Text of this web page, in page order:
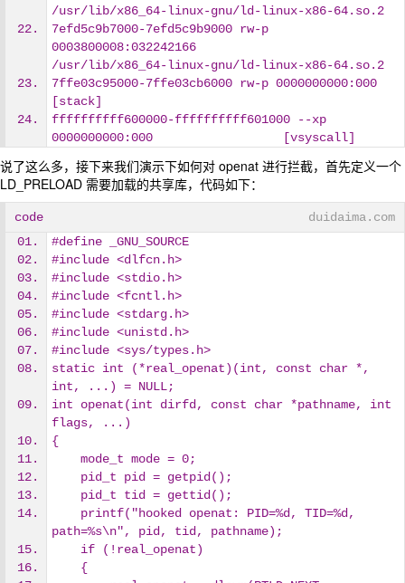
/usr/lib/x86_64-linux-gnu/ld-linux-x86-64.so.2
7efd5c9b7000-7efd5c9b9000 rw-p
0003800008:032242166
/usr/lib/x86_64-linux-gnu/ld-linux-x86-64.so.2
7ffe03c95000-7ffe03cb6000 rw-p 0000000000:000
[stack]
ffffffffff600000-ffffffffff601000 --xp
0000000000:000                  [vsyscall]
说了这么多，接下来我们演示下如何对 openat 进行拦截，首先定义一个
LD_PRELOAD 需要加载的共享库，代码如下：
code
duidaima.com
#define _GNU_SOURCE
#include <dlfcn.h>
#include <stdio.h>
#include <fcntl.h>
#include <stdarg.h>
#include <unistd.h>
#include <sys/types.h>
static int (*real_openat)(int, const char *,
int, ...) = NULL;
int openat(int dirfd, const char *pathname, int
flags, ...)
{
    mode_t mode = 0;
    pid_t pid = getpid();
    pid_t tid = gettid();
path=%s\n", pid, tid, pathname);
    if (!real_openat)
    {